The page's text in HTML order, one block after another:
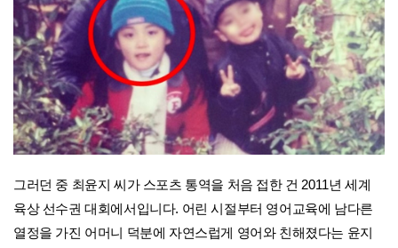
그러던 중 최윤지 씨가 스포츠 통역을 처음 접한 건 2011년 세계
육상 선수권 대회에서입니다. 어린 시절부터 영어교육에 남다른
열정을 가진 어머니 덕분에 자연스럽게 영어와 친해졌다는 윤지